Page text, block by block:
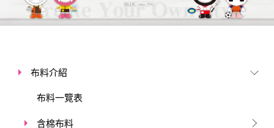
布料介紹
布料一覽表
含棉布料